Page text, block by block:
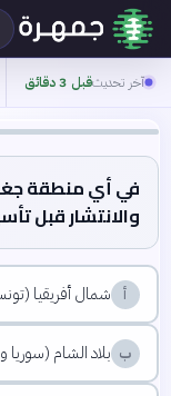
آخر تحديثقبل 3 دقائق
في أي منطقة
والانتشار قبل
أ شمال أفريقيا
ب بلاد الشام (سوريا